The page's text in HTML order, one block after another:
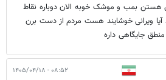
هستن بمب و موشک خوبه الان دوباره نقاط
آیا ویرانی خوشایند هست مردم از دست برن
جایگاهی داره
۰۸:۵۲ - ۱۴۰۵/۰۴/۱۸